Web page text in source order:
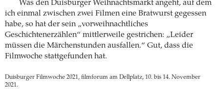
Was den Duisburger Weihnachtsmarkt angeht, auf dem
ich einmal zwischen zwei Filmen eine Bratwurst gegessen
habe, so hat der sein „vorweihnachtliches
Geschichtenerzählen“ mittlerweile gestrichen: „Leider
müssen die Märchenstunden ausfallen.“ Gut, dass die
Filmwoche stattgefunden hat.
Duisburger Filmwoche 2021, filmforum am Dellplatz, 10. bis 14. November
2021.